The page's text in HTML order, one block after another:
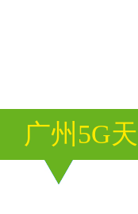
广州5G